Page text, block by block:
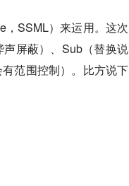
，SSML）来运用。这次
屏蔽）、Sub（替换说
范围控制）。比方说下